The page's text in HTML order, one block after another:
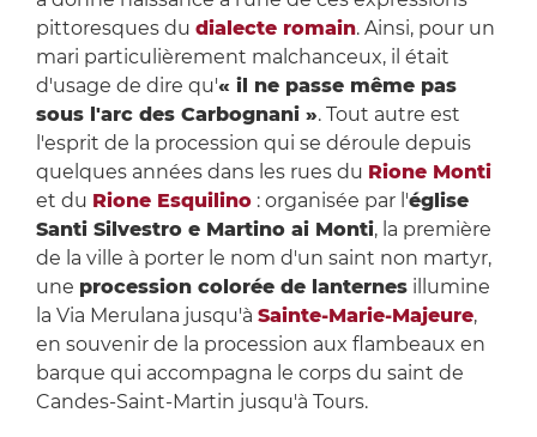
pittoresques du dialecte romain. Ainsi, pour un
mari particulièrement malchanceux, il était
d'usage de dire qu'« il ne passe même pas
sous l'arc des Carbognani ». Tout autre est
l'esprit de la procession qui se déroule depuis
quelques années dans les rues du Rione Monti
et du Rione Esquilino: organisée par l'église
Santi Silvestro e Martino ai Monti, la première
de la ville à porter le nom d'un saint non martyr,
une procession colorée de lanternesillumine
la Via Merulana jusqu'à Sainte-Marie-Majeure,
en souvenir de la procession aux flambeaux en
barque qui accompagna le corps du saint de
Candes-Saint-Martin jusqu'à Tours.